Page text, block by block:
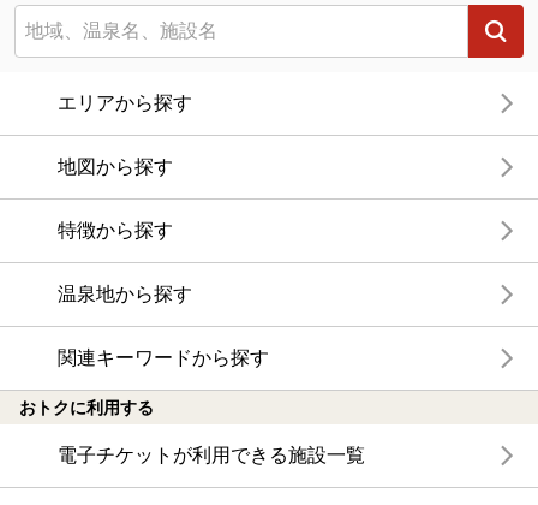
エリアから探す
地図から探す
特徴から探す
温泉地から探す
関連キーワードから探す
おトクに利用する
電子チケットが利用できる施設一覧